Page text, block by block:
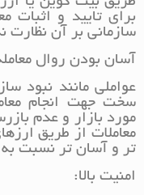
برای تایید و اثبات
سازمانی بر آن نظارت
آسان بودن روال
عواملی مانند نبود
سخت جهت انجام
مورد بازار و عدم
معاملات از طریق
تر و آسان تر نسبت
امنیت بالا: